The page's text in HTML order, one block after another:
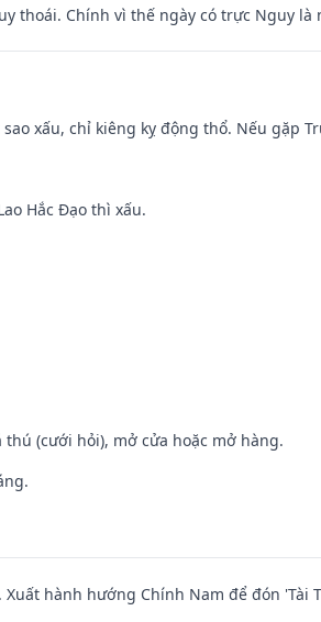
thoái. Chính vì thế ngày có trực Nguy
xấu, chỉ kiêng kỵ động thổ. Nếu gặp
Hắc Đạo thì xấu.
(cưới hỏi), mở cửa hoặc mở hàng.
hành hướng Chính Nam để đón 'Tài